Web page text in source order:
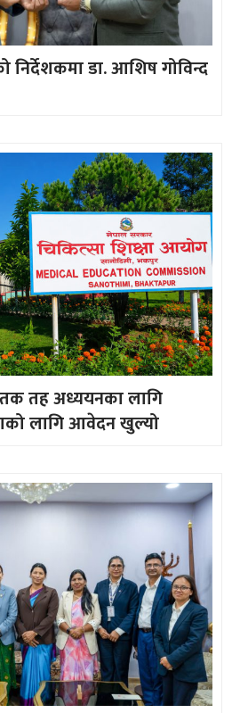
डा. आशिष गोविन्द
तह अध्ययनका लागि
लागि आवेदन खुल्यो